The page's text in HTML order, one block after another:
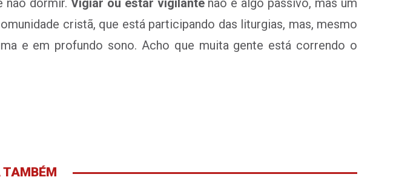
não dormir. Vigiar ou estar vigilantenão é algo passivo, mas um
cristã, que está participando das liturgias, mas, mesmo
e em profundo sono. Acho que muita gente está correndo o